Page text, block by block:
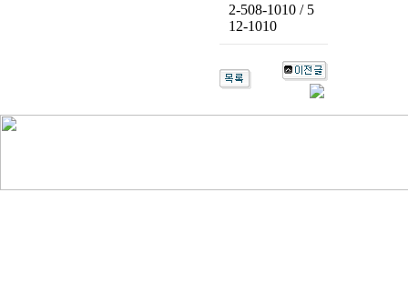
2-508-1010 / 5
12-1010